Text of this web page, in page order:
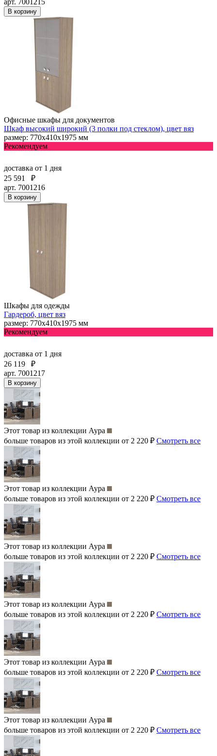
В корзину
Офисные шкафы для документов
Шкаф высокий широкий (3 полки под стеклом), цвет вяз
размер: 770х410х1975 мм
Рекомендуем
доставка от 1 дня
25 591
₽
арт. 7001216
В корзину
Шкафы для одежды
Гардероб, цвет вяз
размер: 770х410х1975 мм
Рекомендуем
доставка от 1 дня
26 119
₽
арт. 7001217
В корзину
Этот товар из коллекции Аура
больше товаров из этой коллекции от 2 220 ₽ Смотреть все
Этот товар из коллекции Аура
больше товаров из этой коллекции от 2 220 ₽ Смотреть все
Этот товар из коллекции Аура
больше товаров из этой коллекции от 2 220 ₽ Смотреть все
Этот товар из коллекции Аура
больше товаров из этой коллекции от 2 220 ₽ Смотреть все
Этот товар из коллекции Аура
больше товаров из этой коллекции от 2 220 ₽ Смотреть все
Этот товар из коллекции Аура
больше товаров из этой коллекции от 2 220 ₽ Смотреть все